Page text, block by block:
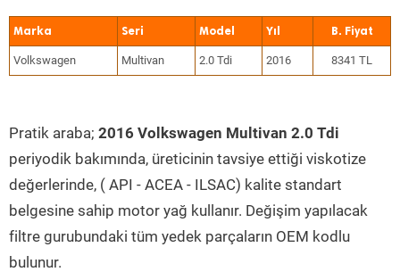
Marka Seri Model Yıl
Volkswagen Multivan 2.0 Tdi 2016 8341 TL
Pratik araba; 2016 Volkswagen Multivan 2.0 Tdi
periyodik bakımında, üreticinin tavsiye ettiği viskotize
değerlerinde, ( API - ACEA - ILSAC) kalite standart
belgesine sahip motor yağ kullanır. Değişim yapılacak
filtre gurubundaki tüm yedek parçaların OEM kodlu
bulunur.